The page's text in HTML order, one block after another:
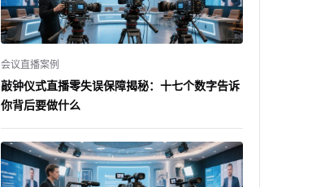
会议直播案例
敲钟仪式直播零失误保障揭秘：十七个数字告诉
你背后要做什么